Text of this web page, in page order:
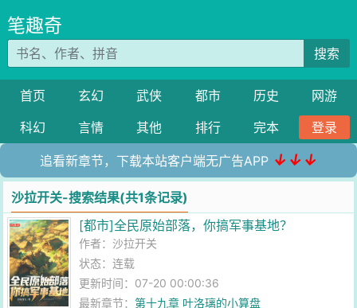
笔趣奇
搜索
首页 玄幻 武侠 都市 历史
网游
科幻
言情 其他 排行 完本 登录
追看新章节，下载本站客户端无广告APP ↓↓↓
沙拉开关-搜索结果(共1条记录)
[都市]全民原始部落，你搞军事基地？
作者： 沙拉开关
状态：连载
更新时间：07-20 00:00:36
最新章节：第十九章 叶洛璃的小算盘